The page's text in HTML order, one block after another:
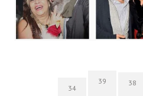
34
39 38